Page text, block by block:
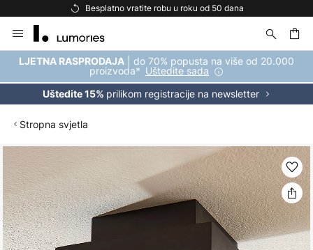
Besplatno vratite robu u roku od 50 dana
to
Content
LJETNA RASPRODAJA | do 70% popusta na više od 20.000
proizvoda* Uštedite sada
Uštedite 15% prilikom registracije na newsletter
Stropna svjetla
the
end
of
the